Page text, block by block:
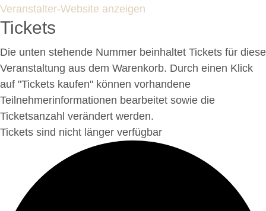
Veranstalter-Website anzeigen
Tickets
Die unten stehende Nummer beinhaltet Tickets für diese
Veranstaltung aus dem Warenkorb. Durch einen Klick
auf "Tickets kaufen" können vorhandene
Teilnehmerinformationen bearbeitet sowie die
Ticketsanzahl verändert werden.
Tickets sind nicht länger verfügbar